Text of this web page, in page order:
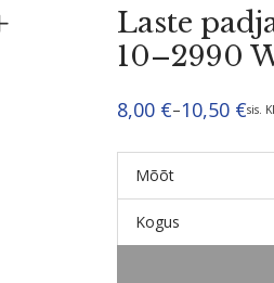
Laste
10–2990
8,00 €–10,50 €
Hinnavahemik: sis.
Mõõt
Kogus